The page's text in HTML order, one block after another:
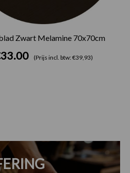
Zwart Melamine 70x70cm
33.00 (Prijs incl. btw: €39,93)